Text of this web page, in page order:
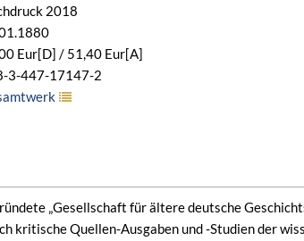
2018
Eur[D] / 51,40 Eur[A]
3-447-17147-2
„Gesellschaft für ältere deutsche
kritische Quellen-Ausgaben und -Studien der